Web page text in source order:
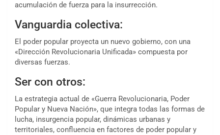
acumulación de fuerza para la insurrección.
Vanguardia colectiva:
El poder popular proyecta un nuevo gobierno, con una
«Dirección Revolucionaria Unificada» compuesta por
diversas fuerzas.
Ser con otros:
La estrategia actual de «Guerra Revolucionaria, Poder
Popular y Nueva Nación», que integra todas las formas de
lucha, insurgencia popular, dinámicas urbanas y
territoriales, confluencia en factores de poder popular y